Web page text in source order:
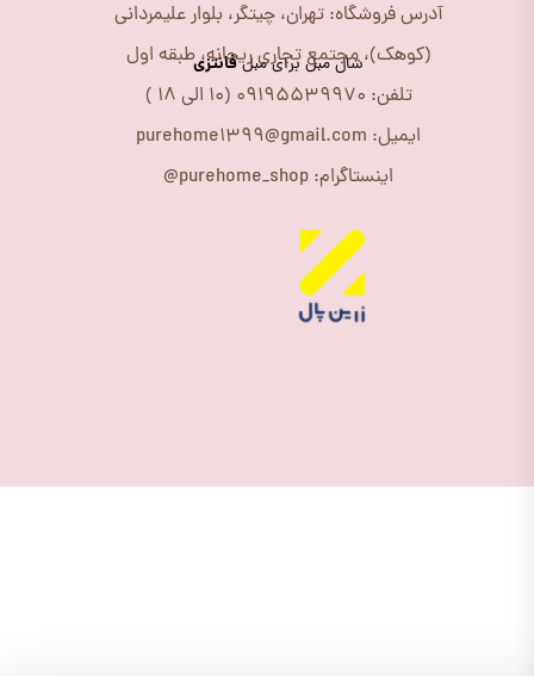
شال مبل برای مبلفانتزی
آدرس فروشگاه: تهران، چیتگر، بلوار علیمردانی
(کوهک)، مجتمع تجاری ریحانه، طبقه اول
تلفن: 09195539970 (10 الی 18 )
ایمیل: purehome1399@gmail.com
اینستاگرام: purehome_shop@